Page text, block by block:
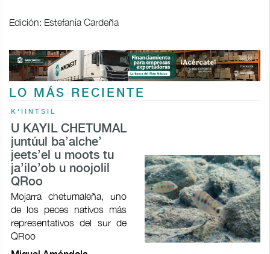
Edición: Estefanía Cardeña
LO MÁS RECIENTE
K'IINTSIL
U KAYIL CHETUMAL
juntúul ba’alche’
jeets’el u moots tu
ja’ilo’ob u noojolil
QRoo
Mojarra chetumaleña, uno
de los peces nativos más
representativos del sur de
QRoo